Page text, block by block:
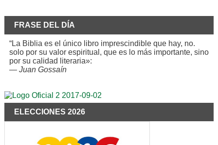
FRASE DEL DÍA
“La Biblia es el único libro imprescindible que hay, no.
solo por su valor espiritual, que es lo más importante, sino
por su calidad literaria»:
— Juan Gossaín
ELECCIONES 2026